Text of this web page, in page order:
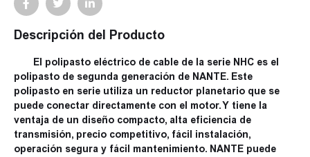
Descripción del Producto
El polipasto eléctrico de cable de la serie NHC es el
polipasto de segunda generación de NANTE. Este
polipasto en serie utiliza un reductor planetario que se
puede conectar directamente con el motor. Y tiene la
ventaja de un diseño compacto, alta eficiencia de
transmisión, precio competitivo, fácil instalación,
operación segura y fácil mantenimiento. NANTE puede